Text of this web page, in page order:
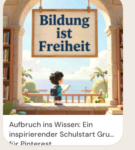
Aufbruch ins Wissen: Ein
inspirierender Schulstart Gruß
für Pinterest